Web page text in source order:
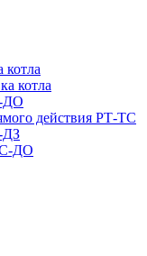
котла
котла
ДО
действия РТ-ТС
ДЗ
ДО